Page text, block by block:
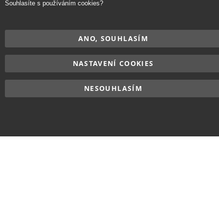
Souhlasíte s používáním cookies?
ANO, SOUHLASÍM
NASTAVENÍ COOKIES
NESOUHLASÍM